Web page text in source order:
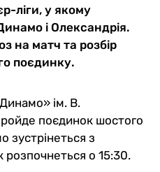
ліги, у якому
і Олександрія.
на матч та розбір
поєдинку.
ім. В.
поєдинок шостого
зустрінеться з
о 15:30.